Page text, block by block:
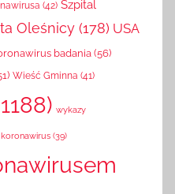
(42) Szpital
Oleśnicy (178) USA
badania (56)
Wieść Gminna (41)
wykazy
koronawirus (39)